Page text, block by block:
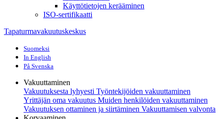
Käyttötietojen kerääminen
ISO-sertifikaatti
Tapaturmavakuutuskeskus
Suomeksi
In English
På Svenska
Vakuuttaminen
Vakuutuksesta lyhyesti Työntekijöiden vakuuttaminen
Yrittäjän oma vakuutus Muiden henkilöiden vakuuttaminen
Vakuutuksen ottaminen ja siirtäminen Vakuuttamisen valvonta